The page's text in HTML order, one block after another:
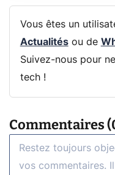
Vous êtes un
Actualitésou de
Suivez-nous pour
tech !
Commentaires